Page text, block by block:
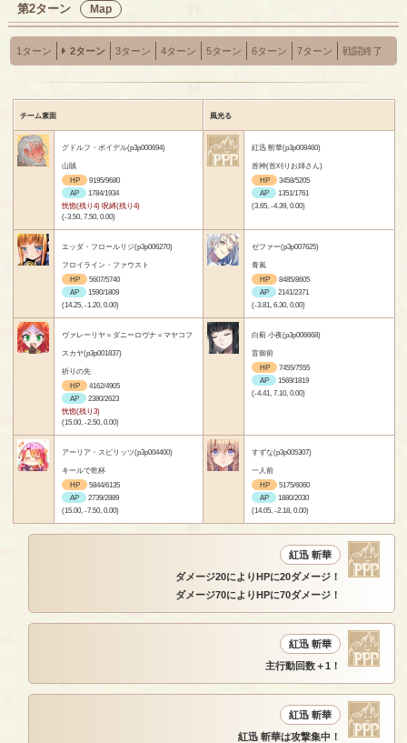
第2ターン Map
1ターン 2ターン 3ターン 4ターン 5ターン 6ターン 7ターン 戦闘終了
チーム素面 風光る
グドルフ・ボイデル(p3p000694)
山賊
HP
9195/9680
AP
1784/1934
恍惚(残り4) 呪縛(残り4)
(-3.50, 7.50, 0.00)
紅迅 斬華(p3p008460)
首神(首刈りお姉さん)
HP
3458/5205
AP
1351/1761
(3.65, -4.39, 0.00)
エッダ・フロールリジ(p3p006270)
フロイライン・ファウスト
HP
5607/5740
AP
1590/1809
(14.25, -1.20, 0.00)
ゼファー(p3p007625)
青嵐
HP
8485/8605
AP
2141/2371
(-3.81, 6.30, 0.00)
ヴァレーリヤ＝ダニーロヴナ＝マヤコフ
スカヤ(p3p001837)
祈りの先
HP
4162/4905
AP
2380/2623
恍惚(残り3)
(15.00, -2.50, 0.00)
白薊 小夜(p3p006668)
盲御前
HP
7455/7555
AP
1569/1819
(-4.41, 7.10, 0.00)
アーリア・スピリッツ(p3p004400)
キールで乾杯
HP
5844/6135
AP
2739/2889
(15.00, -7.50, 0.00)
すずな(p3p005307)
一人前
HP
5175/6060
AP
1880/2030
(14.05, -2.18, 0.00)
紅迅 斬華
ダメージ20によりHPに20ダメージ！
ダメージ70によりHPに70ダメージ！
紅迅 斬華
主行動回数＋1！
紅迅 斬華
紅迅 斬華は攻撃集中！